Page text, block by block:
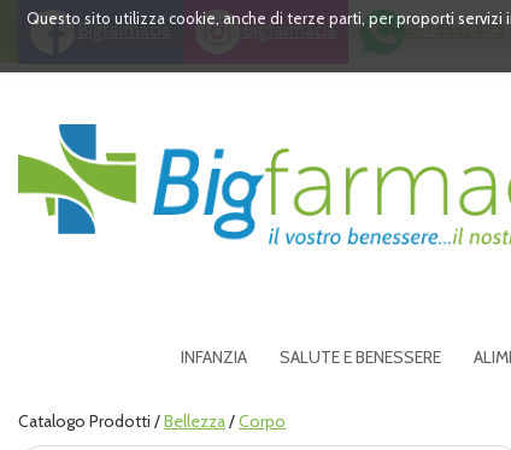
PassaQuesto sito utilizza cookie, anche di terze parti, per proporti
Bigfarmacia Bigfarmacia 391 3532473
Bigfarmacia
INFANZIA SALUTE E BENESSERE
Catalogo Prodotti /Bellezza/Corpo